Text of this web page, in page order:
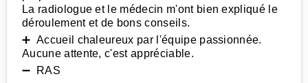
La radiologue et le médecin m'ont bien expliqué le
déroulement et de bons conseils.
➕ Accueil chaleureux par l'équipe passionnée.
Aucune attente, c'est appréciable.
➖ RAS